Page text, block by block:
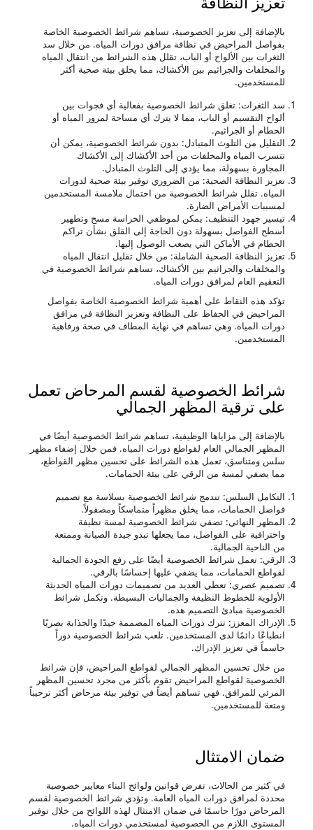
بالإضافة إلى تعزيز الخصوصية، تساهم شرائط الخصوصية الخاصة
بفواصل المراحيض في نظافة مرافق دورات المياه. من خلال سد
الثغرات بين الألواح أو الباب، تقلل هذه الشرائط من انتقال المياه
والمخلفات والجراثيم بين الأكشاك، مما يخلق بيئة صحية أكثر
للمستخدمين.
سد الثغرات: تغلق شرائط الخصوصية بفعالية أي فجوات بين
ألواح التقسيم أو الباب، مما لا يترك أي مساحة لمرور المياه أو
الحطام أو الجراثيم.
التقليل من التلوث المتبادل: بدون شرائط الخصوصية، يمكن أن
تتسرب المياه والمخلفات من أحد الأكشاك إلى الأكشاك
المجاورة بسهولة، مما يؤدي إلى التلوث المتبادل.
تعزيز النظافة الصحية: من الضروري توفير بيئة صحية لدورات
المياه. تقلل شرائط الخصوصية من احتمال ملامسة المستخدمين
لمسببات الأمراض الضارة.
تيسير جهود التنظيف: يمكن لموظفي الحراسة مسح وتطهير
أسطح الفواصل بسهولة دون الحاجة إلى القلق بشأن تراكم
الحطام في الأماكن التي يصعب الوصول إليها.
تعزيز النظافة الصحية الشاملة: من خلال تقليل انتقال المياه
والمخلفات والجراثيم بين الأكشاك، تساهم شرائط الخصوصية في
التعقيم العام لمرافق دورات المياه.
تؤكد هذه النقاط على أهمية شرائط الخصوصية الخاصة بفواصل
المراحيض في الحفاظ على النظافة وتعزيز النظافة في مرافق
دورات المياه. وهي تساهم في نهاية المطاف في صحة ورفاهية
المستخدمين.
شرائط الخصوصية لقسم المرحاض تعمل
على ترقية المظهر الجمالي
بالإضافة إلى مزاياها الوظيفية، تساهم شرائط الخصوصية أيضًا في
المظهر الجمالي العام لقواطع دورات المياه. فمن خلال إضفاء مظهر
سلس ومتناسق، تعمل هذه الشرائط على تحسين مظهر القواطع،
مما يضفي لمسة من الرقي على بيئة الحمامات.
التكامل السلس: تندمج شرائط الخصوصية بسلاسة مع تصميم
فواصل الحمامات، مما يخلق مظهراً متماسكاً ومصقولاً.
المظهر النهائي: تضفي شرائط الخصوصية لمسة نظيفة
واحترافية على الفواصل، مما يجعلها تبدو جيدة الصيانة وممتعة
من الناحية الجمالية.
الرقي: تعمل شرائط الخصوصية أيضًا على رفع الجودة الجمالية
لقواطع الحمامات، مما يضفي عليها إحساسًا بالرقي.
تصميم عصري: تعطي العديد من تصميمات دورات المياه الحديثة
الأولوية للخطوط النظيفة والجماليات البسيطة. وتكمل شرائط
الخصوصية مبادئ التصميم هذه.
الإدراك المعزز : تترك دورات المياه المصممة جيدًا والجذابة بصريًا
انطباعًا دائمًا لدى المستخدمين. تلعب شرائط الخصوصية دوراً
حاسماً في تعزيز الإدراك.
من خلال تحسين المظهر الجمالي لقواطع المراحيض، فإن شرائط
الخصوصية لقواطع المراحيض تقوم بأكثر من مجرد تحسين المظهر
المرئي للمرافق. فهي تساهم أيضاً في توفير بيئة مرحاض أكثر ترحيباً
ومتعة للمستخدمين.
ضمان الامتثال
في كثير من الحالات، تفرض قوانين ولوائح البناء معايير خصوصية
محددة لمرافق دورات المياه العامة. وتؤدي شرائط الخصوصية لقسم
المرحاض دورًا حاسمًا في ضمان الامتثال لهذه اللوائح من خلال توفير
المستوى اللازم من الخصوصية لمستخدمي دورات المياه.